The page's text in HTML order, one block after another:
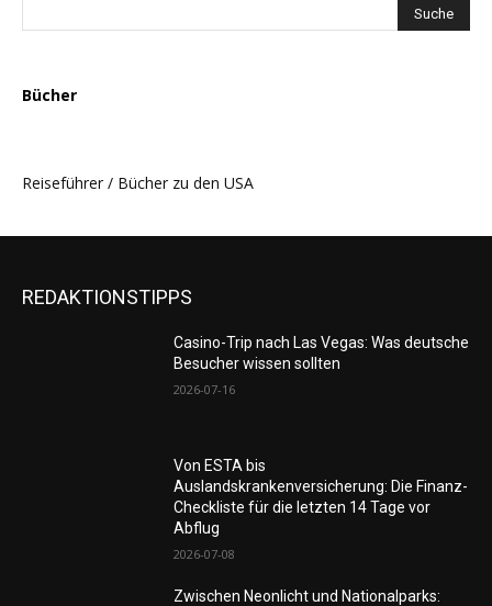
Bücher
Reiseführer / Bücher zu den USA
REDAKTIONSTIPPS
Casino-Trip nach Las Vegas: Was deutsche
Besucher wissen sollten
2026-07-16
Von ESTA bis
Auslandskrankenversicherung: Die Finanz-
Checkliste für die letzten 14 Tage vor
Abflug
2026-07-08
Zwischen Neonlicht und Nationalparks: